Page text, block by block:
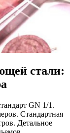
стали:
GN 1/1.
Стандартная
Детальное